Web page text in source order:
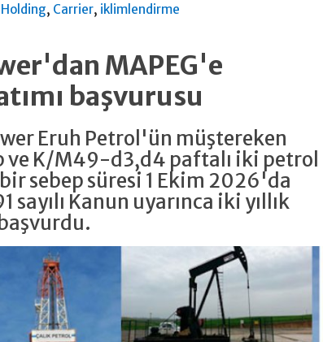
, Carrier, iklimlendirme
MAPEG'e
başvurusu
Eruh Petrol'ün müştereken
K/M49-d3,d4 paftalı iki petrol
sebep süresi 1 Ekim 2026'da
Kanun uyarınca iki yıllık